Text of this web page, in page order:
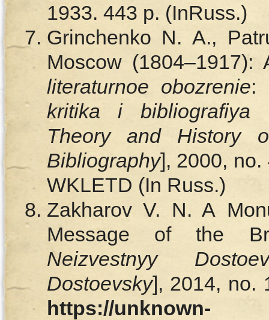
1933. 443 p. (InRuss.)
Grinchenko N. A.,
Moscow
literaturnoe obozrenie:
kritika i bibliografiya
Theory and History
Bibliography], 2000,
WKLETD (In Russ.)
Zakharov V. N. A
Message of the
Neizvestnyy
Dostoevsky], 2014, no.
https://unknown-